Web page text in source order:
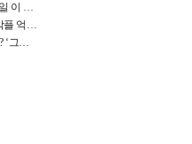
44kg 송가인 “비가 오나 눈이 오나” 매일 이 운동, 허벅지 근육량 상승+체지방 감소
“연예인 걱정 NO” 김승현, 가난팔이 악플 억울할만‥아내+딸과 日 여행
재혼 강성연 ♥2살 연하 의사남편 누구? ‘그알’ 자문의에 훈남 비주얼 초엘리트 스펙 [종합]